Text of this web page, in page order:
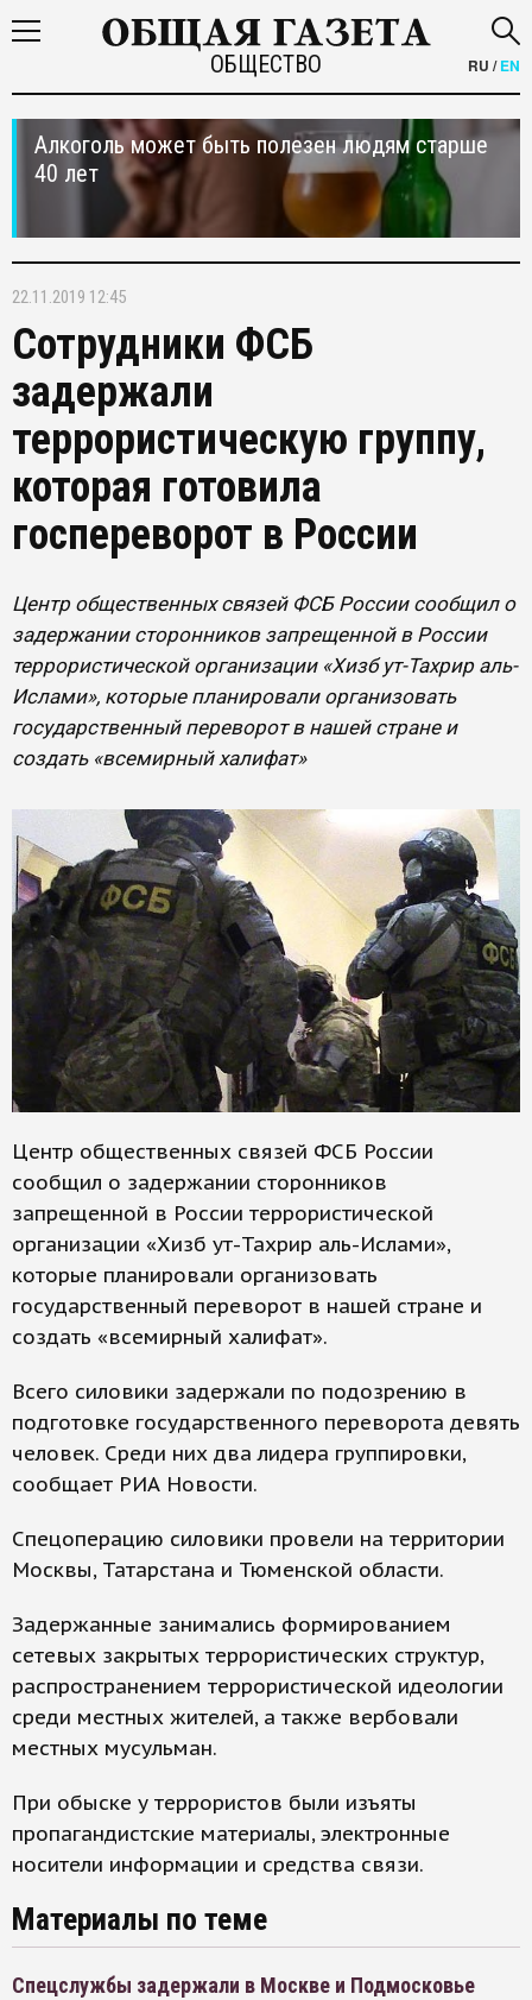
ОБЩЕСТВО RU /EN
Алкоголь может быть полезен людям старше
40 лет
22.11.2019 12:45
Сотрудники ФСБ
задержали
террористическую группу,
которая готовила
госпереворот в России
Центр общественных связей ФСБ России сообщил о
задержании сторонников запрещенной в России
террористической организации «Хизб ут-Тахрир аль-
Ислами», которые планировали организовать
государственный переворот в нашей стране и
создать «всемирный халифат»
Центр общественных связей ФСБ России
сообщил о задержании сторонников
запрещенной в России террористической
организации «Хизб ут-Тахрир аль-Ислами»,
которые планировали организовать
государственный переворот в нашей стране и
создать «всемирный халифат».
Всего силовики задержали по подозрению в
подготовке государственного переворота девять
человек. Среди них два лидера группировки,
сообщает РИА Новости.
Спецоперацию силовики провели на территории
Москвы, Татарстана и Тюменской области.
Задержанные занимались формированием
сетевых закрытых террористических структур,
распространением террористической идеологии
среди местных жителей, а также вербовали
местных мусульман.
При обыске у террористов были изъяты
пропагандистские материалы, электронные
носители информации и средства связи.
Материалы по теме
Спецслужбы задержали в Москве и Подмосковье